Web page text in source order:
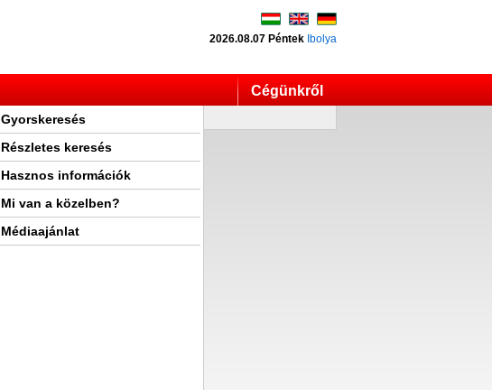
2026.08.07 Péntek Ibolya
Cégünkről
Gyorskeresés
Részletes keresés
Hasznos információk
Mi van a közelben?
Médiaajánlat